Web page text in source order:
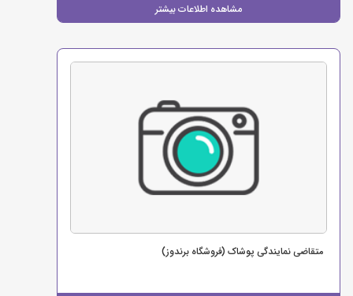
مشاهده اطلاعات بیشتر
متقاضی نمایندگی پوشاک (فروشگاه برندوز)